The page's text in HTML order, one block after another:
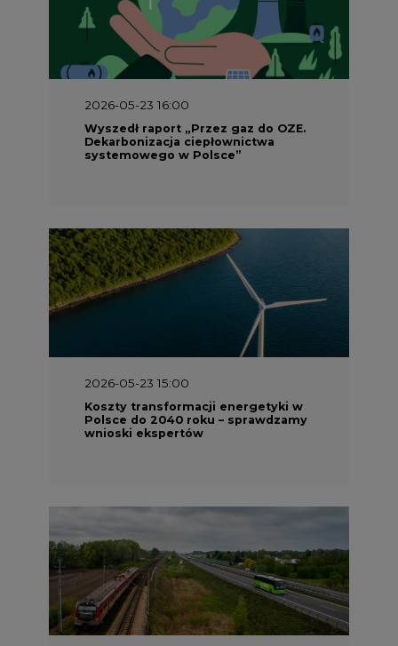
2026-05-23 16:00
Wyszedł raport „Przez gaz do OZE.
Dekarbonizacja ciepłownictwa
systemowego w Polsce”
2026-05-23 15:00
Koszty transformacji energetyki w
Polsce do 2040 roku – sprawdzamy
wnioski ekspertów